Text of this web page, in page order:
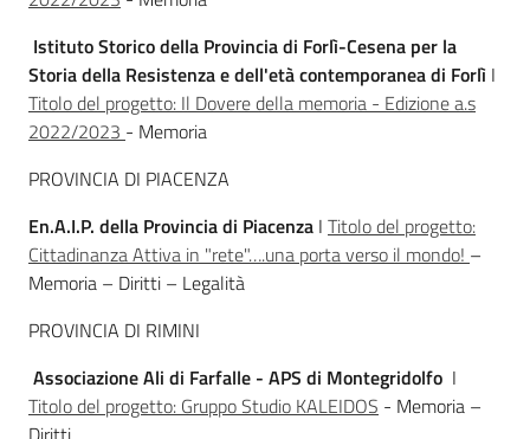
Istituto Storico della Provincia di Forlì-Cesena per la
Storia della Resistenza e dell'età contemporanea di Forlì I
Titolo del progetto: Il Dovere della memoria - Edizione a.s
2022/2023 - Memoria
PROVINCIA DI PIACENZA
En.A.I.P. della Provincia di Piacenza I Titolo del progetto:
Cittadinanza Attiva in "rete"….una porta verso il mondo! –
Memoria – Diritti – Legalità
PROVINCIA DI RIMINI
Associazione Ali di Farfalle - APS di Montegridolfo I
Titolo del progetto: Gruppo Studio KALEIDOS - Memoria –